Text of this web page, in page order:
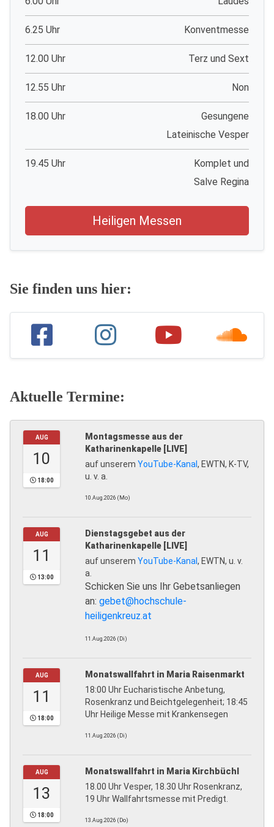
6.25 Uhr Konventmesse
12.00 Uhr Terz und Sext
12.55 Uhr Non
18.00 Uhr
Gesungene
Lateinische Vesper
19.45 Uhr
Komplet und
Salve Regina
Heiligen Messen
Sie finden uns hier:
Aktuelle Termine:
AUG
10
18:00
Montagsmesse aus der
Katharinenkapelle [LIVE]
auf unserem YouTube-Kanal, EWTN, K-TV,
u. v. a.
10.Aug.2026 (Mo)
AUG
11
13:00
Dienstagsgebet aus der
Katharinenkapelle [LIVE]
auf unserem YouTube-Kanal, EWTN, u. v.
a.
Schicken Sie uns Ihr Gebetsanliegen
an: gebet@hochschule-
heiligenkreuz.at
11.Aug.2026 (Di)
AUG
11
18:00
Monatswallfahrt in Maria Raisenmarkt
18:00 Uhr Eucharistische Anbetung,
Rosenkranz und Beichtgelegenheit; 18:45
Uhr Heilige Messe mit Krankensegen
11.Aug.2026 (Di)
AUG
13
18:00
Monatswallfahrt in Maria Kirchbüchl
18.00 Uhr Vesper, 18.30 Uhr Rosenkranz,
19 Uhr Wallfahrtsmesse mit Predigt.
13.Aug.2026 (Do)